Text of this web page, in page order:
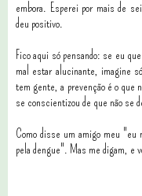
embora. Esperei por mais de
deu positivo.
Fico aqui só pensando: se eu
mal estar alucinante, imagine
tem gente, a prevenção é o que
se conscientizou de que não se
Como disse um amigo meu "eu
pela dengue". Mas me digam, e